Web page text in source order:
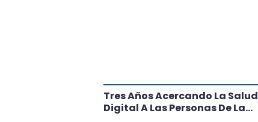
Tres Años Acercando La Salud
Digital A Las Personas De La